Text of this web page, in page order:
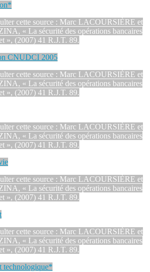
cette source : Marc LACOURSIÈRE et
« La sécurité des opérations bancaires
», (2007) 41 R.J.T. 89.
CNUDCI 2005
cette source : Marc LACOURSIÈRE et
« La sécurité des opérations bancaires
», (2007) 41 R.J.T. 89.
cette source : Marc LACOURSIÈRE et
« La sécurité des opérations bancaires
», (2007) 41 R.J.T. 89.
cette source : Marc LACOURSIÈRE et
« La sécurité des opérations bancaires
», (2007) 41 R.J.T. 89.
cette source : Marc LACOURSIÈRE et
« La sécurité des opérations bancaires
», (2007) 41 R.J.T. 89.
technologique*